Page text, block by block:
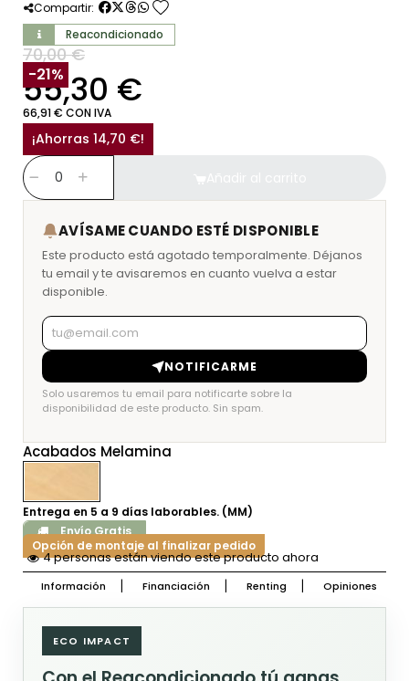
Compartir: favorite
Reacondicionado
70,00 €
SIN IVA
55,30 €
66,91 € CON IVA
¡Ahorras 14,70 €!
-21%
AVÍSAME CUANDO ESTÉ DISPONIBLE
Este producto está agotado temporalmente. Déjanos
tu email y te avisaremos en cuanto vuelva a estar
disponible.
NOTIFICARME
Solo usaremos tu email para notificarte sobre la
disponibilidad de este producto. Sin spam.
Acabados Melamina
Entrega en 5 a 9 días laborables. (MM)
Envío Gratis
Opción de montaje al finalizar pedido
4 personas están viendo este producto ahora
Información Financiación Renting Opiniones
ECO IMPACT